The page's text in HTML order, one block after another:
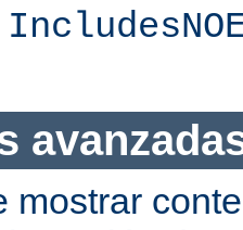
mostrar